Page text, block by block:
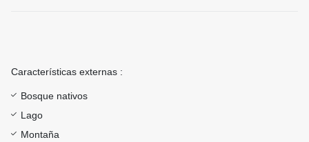
Características externas :
Bosque nativos
Lago
Montaña